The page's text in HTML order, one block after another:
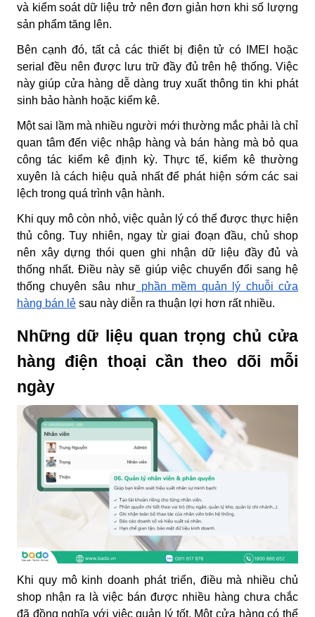
và kiểm soát dữ liệu trở nên đơn giản hơn khi số lượng
sản phẩm tăng lên.
Bên cạnh đó, tất cả các thiết bị điện tử có IMEI hoặc
serial đều nên được lưu trữ đầy đủ trên hệ thống. Việc
này giúp cửa hàng dễ dàng truy xuất thông tin khi phát
sinh bảo hành hoặc kiểm kê.
Một sai lầm mà nhiều người mới thường mắc phải là chỉ
quan tâm đến việc nhập hàng và bán hàng mà bỏ qua
công tác kiểm kê định kỳ. Thực tế, kiểm kê thường
xuyên là cách hiệu quả nhất để phát hiện sớm các sai
lệch trong quá trình vận hành.
Khi quy mô còn nhỏ, việc quản lý có thể được thực hiện
thủ công. Tuy nhiên, ngay từ giai đoạn đầu, chủ shop
nên xây dựng thói quen ghi nhận dữ liệu đầy đủ và
thống nhất. Điều này sẽ giúp việc chuyển đổi sang hệ
thống chuyên sâu như phần mềm quản lý chuỗi cửa
hàng bán lẻ sau này diễn ra thuận lợi hơn rất nhiều.
Những dữ liệu quan trọng chủ cửa
hàng điện thoại cần theo dõi mỗi
ngày
Khi quy mô kinh doanh phát triển, điều mà nhiều chủ
shop nhận ra là việc bán được nhiều hàng chưa chắc
đã đồng nghĩa với việc quản lý tốt. Một cửa hàng có thể